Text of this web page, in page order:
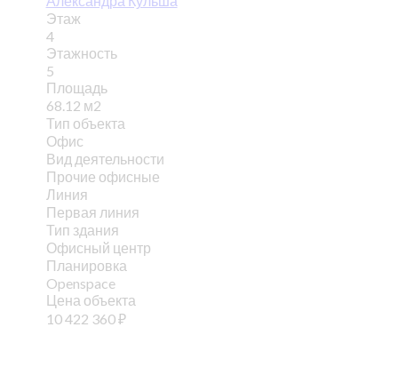
Этаж
4
Этажность
5
Площадь
68.12 м2
Тип объекта
Офис
Вид деятельности
Прочие офисные
Линия
Первая линия
Тип здания
Офисный центр
Планировка
Openspace
Цена объекта
10 422 360₽